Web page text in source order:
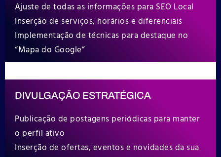
Ajuste de todas as informações para SEO Local
Inserção de serviços, horários e diferenciais
Implementação de técnicas para destaque no
“Mapa do Google”
DIVULGAÇÃO ESTRATÉGICA
Publicação de postagens periódicas para manter
o perfil ativo
Inserção de ofertas, eventos e novidades da sua